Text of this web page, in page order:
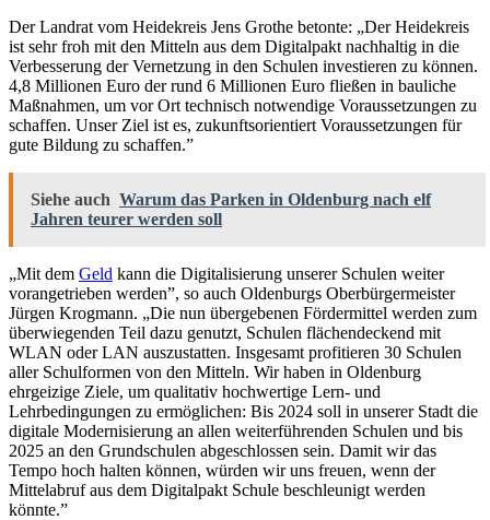
Der Landrat vom Heidekreis Jens Grothe betonte: „Der Heidekreis
ist sehr froh mit den Mitteln aus dem Digitalpakt nachhaltig in die
Verbesserung der Vernetzung in den Schulen investieren zu können.
4,8 Millionen Euro der rund 6 Millionen Euro fließen in bauliche
Maßnahmen, um vor Ort technisch notwendige Voraussetzungen zu
schaffen. Unser Ziel ist es, zukunftsorientiert Voraussetzungen für
gute Bildung zu schaffen.”
Siehe auch Warum das Parken in Oldenburg nach elf
Jahren teurer werden soll
„Mit dem Geld kann die Digitalisierung unserer Schulen weiter
vorangetrieben werden”, so auch Oldenburgs Oberbürgermeister
Jürgen Krogmann. „Die nun übergebenen Fördermittel werden zum
überwiegenden Teil dazu genutzt, Schulen flächendeckend mit
WLAN oder LAN auszustatten. Insgesamt profitieren 30 Schulen
aller Schulformen von den Mitteln. Wir haben in Oldenburg
ehrgeizige Ziele, um qualitativ hochwertige Lern- und
Lehrbedingungen zu ermöglichen: Bis 2024 soll in unserer Stadt die
digitale Modernisierung an allen weiterführenden Schulen und bis
2025 an den Grundschulen abgeschlossen sein. Damit wir das
Tempo hoch halten können, würden wir uns freuen, wenn der
Mittelabruf aus dem Digitalpakt Schule beschleunigt werden
könnte.”